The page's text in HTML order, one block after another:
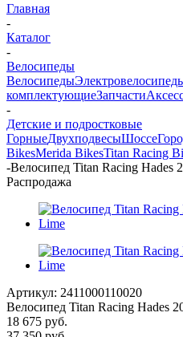
Главная
-
Каталог
-
Велосипеды
Велосипеды
комплектующиеЗапчасти
-
Детские и подростковые
ГорныеДвухподвесыШоссе
BikesMerida BikesTitan Racing
-Велосипед Titan Racing Hades
Распродажа
Артикул: 2411000110020
Велосипед Titan Racing Hades
18 675 руб.